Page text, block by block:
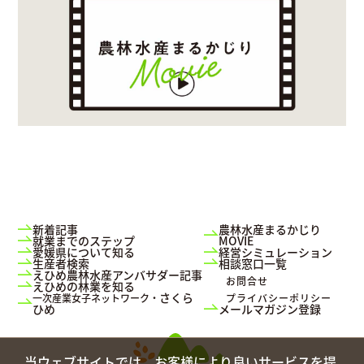
新着記事
就業までのステップ
愛媛県について知る
生産者検索
えひめ農林水産アンバサダー記事
えひめの林業を知る
一次産業女子ネットワーク・ さくら
ひめ
農林水産まるかじり
MOVIE
経営シミュレーション
相談窓口一覧
お問合せ
プライバシーポリシー
メールマガジン登録